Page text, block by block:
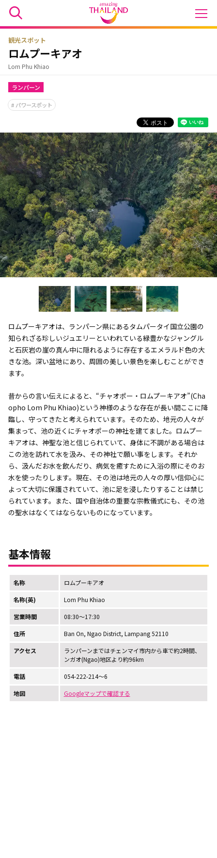
観光スポット
ロムプーキアオ
Lom Phu Khiao
ランパーン
パワースポット
ロムプーキアオは、ランパーン県にあるタムパータイ国立公園の
知られざる珍しいジュエリーといわれている緑豊かなジャングル
と石灰岩の崖の真ん中に隠れるように存在するエメラルド色の大
きな池。深い盆地にあり、周囲の美しい景色を楽しむことができ
ます。
昔からの言い伝えによると、“チャオポー・ロムプーキアオ”(Cha
opho Lom Phu Khiao)という神様のような存在が長い間ここに降
臨し、守ってきたと考えられています。そのため、地元の人々が
集まって、池の近くにチャオポーの神社を建てました。ロムプー
キアオは、神聖な池と信じられていて、身体に不調がある場合は
この池を訪れて水を汲み、その神社で願い事をします。それか
ら、汲んだお水を飲んだり、病気を癒すために入浴の際にそのお
水を使ったりします。現在、その池は地元の人々の厚い信仰心に
よって大切に保護されていて、池に足を浸したりすることは禁じ
られています。また、国や自治体の重要な宗教儀式にも、その池
の聖水はなくてはならないものになっています。
基本情報
名称 ロムプーキアオ
名称(英) Lom Phu Khiao
営業時間 08:30～17:30
住所 Ban On, Ngao District, Lampang 52110
アクセス
ランパーンまではチェンマイ市内から車で約2時間、
ンガオ(Ngao)地区より約96km
電話 054-222-214～6
地図 Googleマップで確認する